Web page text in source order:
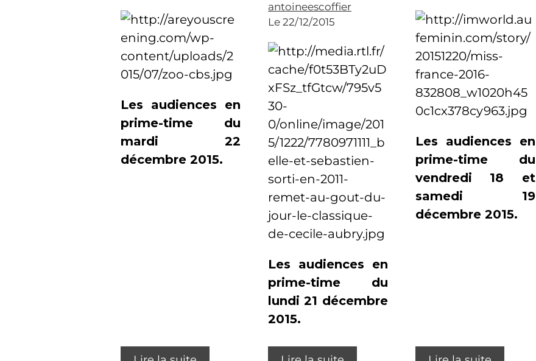
Les audiences en
prime-time du
mardi 22
décembre 2015.
antoineescoffier
Le 22/12/2015
Les audiences en
prime-time du
lundi 21 décembre
2015.
Les audiences en
prime-time du
vendredi 18 et
samedi 19
décembre 2015.